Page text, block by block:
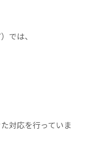
では、
対応を行っていま